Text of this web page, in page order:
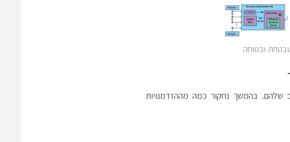
שלהם. בהמשך נחקור כמה מההזדמנויות